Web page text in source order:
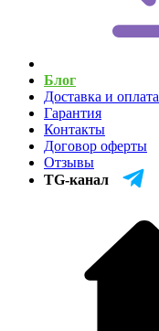
Блог
Доставка и оплата
Гарантия
Контакты
Договор оферты
Отзывы
TG-канал